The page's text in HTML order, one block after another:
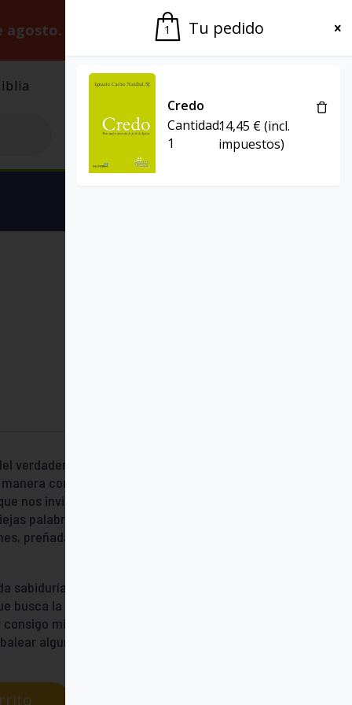
agosto. Gracias por la paciencia.
El Grupo
significado del Credo. Una
complaciente e irreflexiva. Al
nos invitan a acceder a la madurez
palabras del Credo, Joan Chittister
preñadas de nuevos significados, para
sabiduría, llamado a convertirse en un
la conversión del corazón y de la
mismo y con su entorno. Un libro
algunos postulados.
1 Tu pedido
Credo
Cantidad:
1
14,45 €(incl.
impuestos)